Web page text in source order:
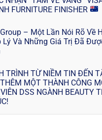
FURNITURE FINISHER
– Một Lần Nói Rõ Về
Lý Và Những Giá Trị Đã
TRÌNH TỪ NIỀM TIN ĐẾN
MỘT THÀNH CÔNG
DSS NGÀNH BEAUTY